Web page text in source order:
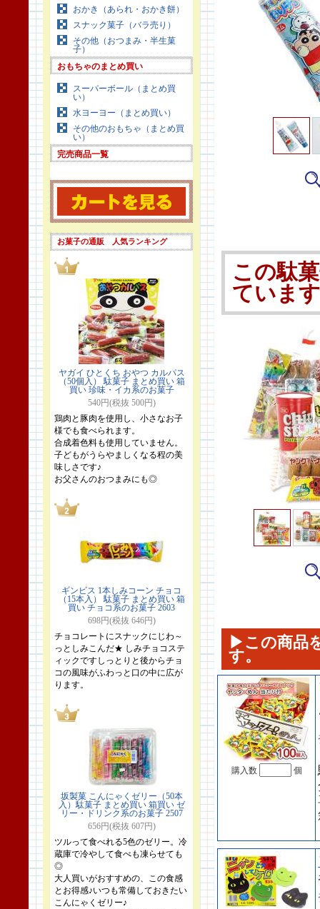
おかき（あられ・おかき餅）
スナック菓子（バラ売り）
その他（おつまみ・半生菓
子）
おもちゃのまとめ買い
スーパーボール（まとめ買
い）
水ヨーヨー（まとめ買い）
その他のおもちゃ（まとめ買
い）
完売商品一覧
お菓子の通販 人気ランキング
ヤガイ ひとくち おやつ カルパス
（50個入） 駄菓子 まとめ買い 箱
買い 珍味・イカ系のお菓子
540円(税抜 500円)
鶏肉と豚肉を使用し、小さなお子
様でも食べられます。
合成着色料も使用していません。
子どもがうらやましくなる程の美
味しさです♪
お父さんのおつまみにも◎
ギンビス 1本しみコーン チョコ
（15本入） 駄菓子 まとめ買い 箱
買い チョコ系のお菓子 2603
698円(税抜 646円)
チョコレートにスナックにじわ～
っとしみこんだ★ しみチョコステ
ィックですしっとりと後からチョ
コの風味がふわっと口の中に広が
ります。
坂製菓 こんにゃくゼリー（50本
入）駄菓子 まとめ買い 箱買い ゼ
リー・ドリンク系のお菓子 2507
656円(税抜 607円)
ツルって食べれる5色のゼリー。冷
蔵庫で冷やして食べも凍らせても
◎
大人買いがおすすめの、この食感
とお得感♪いつも常備しておきたい
こんにゃくゼリー♪
この駄
ていま
▶この商品
す。
購入数 個